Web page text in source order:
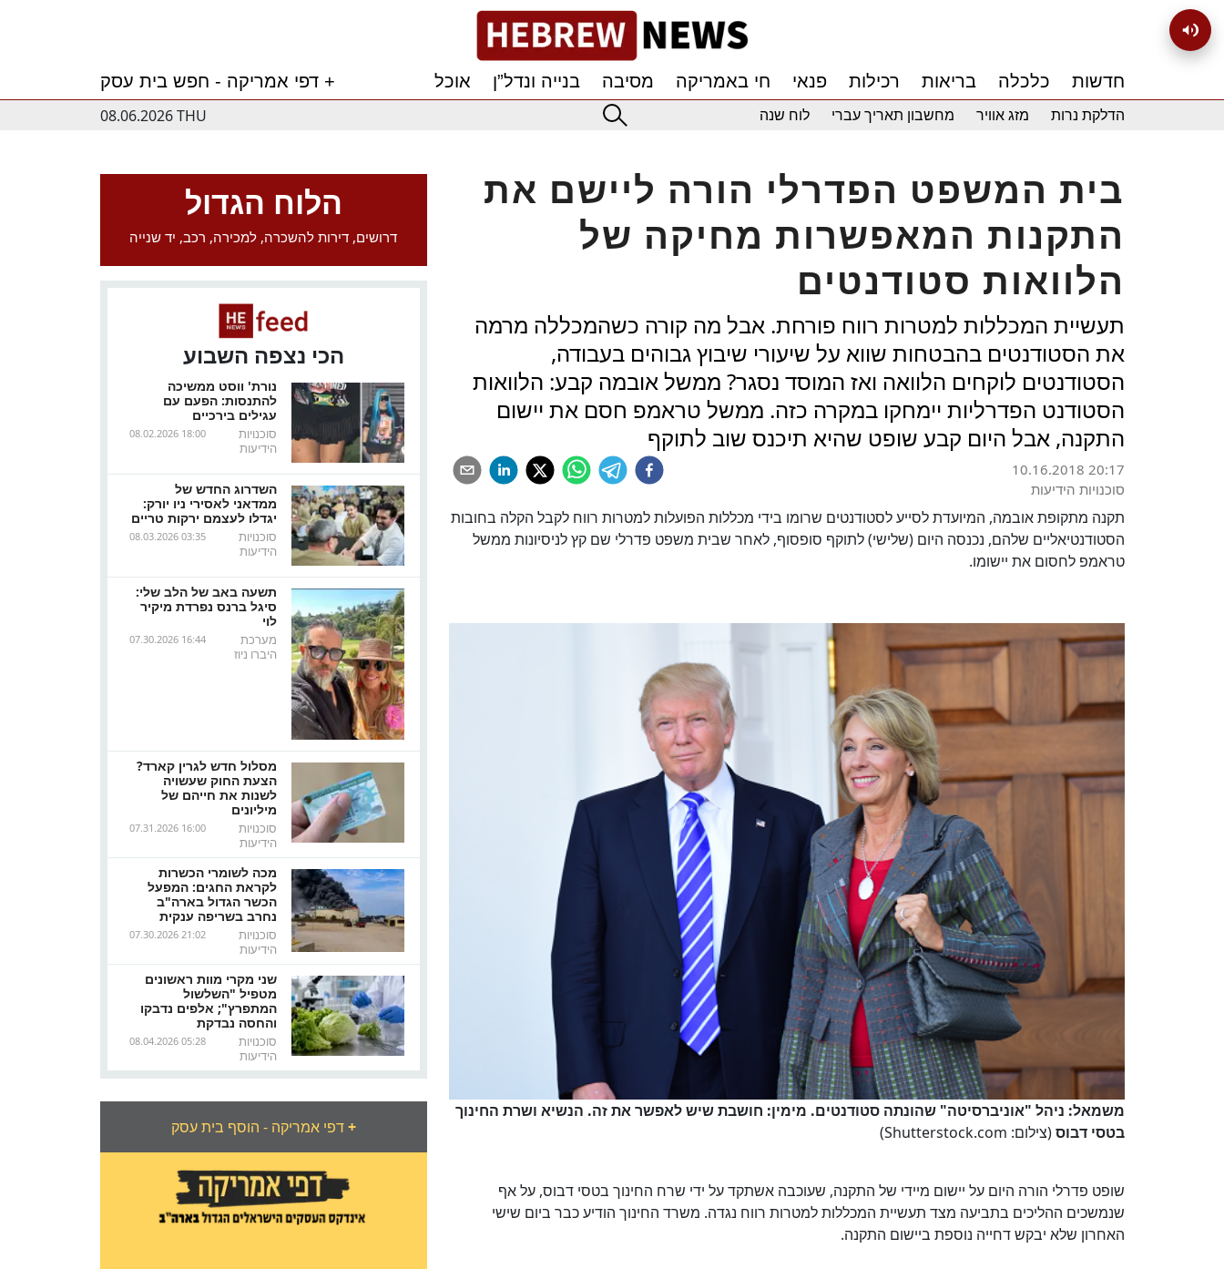
דפי אמריקה - חפש בית עסק + חדשות כלכלה בריאות רכילות פנאי חי באמריקה מסיבה בנייה ונדל”ן
אוכל
08.06.2026 THU
הדלקת נרות מזג אוויר מחשבון תאריך עברי לוח שנה
הלוח הגדול
דרושים, דירות להשכרה, למכירה, רכב, יד שנייה
הכי נצפה השבוע
נורת' ווסט ממשיכה
להתנסות: הפעם עם
עגילים בירכיים
08.02.2026 18:00
סוכנויות
הידיעות
השדרוג החדש של
ממדאני לאסירי ניו יורק:
יגדלו לעצמם ירקות טריים
08.03.2026 03:35
סוכנויות
הידיעות
תשעה באב של הלב שלי:
סיגל ברנס נפרדת מיקיר
לוי
07.30.2026 16:44
מערכת
היברו ניוז
מסלול חדש לגרין קארד?
הצעת החוק שעשויה
לשנות את חייהם של
מיליונים
07.31.2026 16:00
סוכנויות
הידיעות
מכה לשומרי הכשרות
לקראת החגים: המפעל
הכשר הגדול בארה"ב
נחרב בשריפה ענקית
07.30.2026 21:02
סוכנויות
הידיעות
שני מקרי מוות ראשונים
מטפיל "השלשול
המתפרץ"; אלפים נדבקו
והחסה נבדקת
08.04.2026 05:28
סוכנויות
הידיעות
דפי אמריקה - הוסף בית עסק+
בית המשפט הפדרלי הורה ליישם את
התקנות המאפשרות מחיקה של
הלוואות סטודנטים
תעשיית המכללות למטרות רווח פורחת. אבל מה קורה כשהמכללה מרמה
את הסטודנטים בהבטחות שווא על שיעורי שיבוץ גבוהים בעבודה,
הסטודנטים לוקחים הלוואה ואז המוסד נסגר? ממשל אובמה קבע: הלוואות
הסטודנט הפדרליות יימחקו במקרה כזה. ממשל טראמפ חסם את יישום
התקנה, אבל היום קבע שופט שהיא תיכנס שוב לתוקף
10.16.2018 20:17
סוכנויות הידיעות
תקנה מתקופת אובמה, המיועדת לסייע לסטודנטים שרומו בידי מכללות הפועלות למטרות רווח לקבל הקלה בחובות
הסטודנטיאליים שלהם, נכנסה היום (שלישי) לתוקף סופסוף, לאחר שבית משפט פדרלי שם קץ לניסיונות ממשל
טראמפ לחסום את יישומו.
בטסי דבוס(צילום: Shutterstock.com)
שופט פדרלי הורה היום על יישום מיידי של התקנה, שעוכבה אשתקד על ידי שרח החינוך בטסי דבוס, על אף
שנמשכים ההליכים בתביעה מצד תעשיית המכללות למטרות רווח נגדה. משרד החינוך הודיע כבר ביום שישי
האחרון שלא יבקש דחייה נוספת ביישום התקנה.